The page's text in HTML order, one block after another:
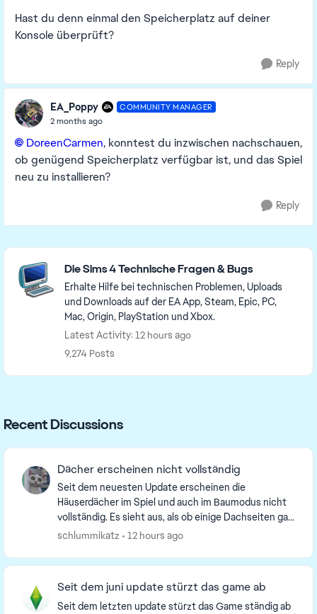
Hast du denn einmal den Speicherplatz auf deiner
Konsole überprüft?
Reply
EA_Poppy COMMUNITY MANAGER
2 months ago
DoreenCarmen​, konntest du inzwischen nachschauen,
ob genügend Speicherplatz verfügbar ist, und das Spiel
neu zu installieren?
Reply
Featured Places
Die Sims 4 Technische Fragen & Bugs
Erhalte Hilfe bei technischen Problemen, Uploads
und Downloads auf der EA App, Steam, Epic, PC,
Mac, Origin, PlayStation und Xbox.
Latest Activity: 12 hours ago
9,274 Posts
Recent Discussions
Dächer erscheinen nicht vollständig
Seit dem neuesten Update erscheinen die
Häuserdächer im Spiel und auch im Baumodus nicht
vollständig. Es sieht aus, als ob einige Dachseiten gar
nicht vorhanden sind. Gerade beim Bauen ist das
schlummikatz 12 hours ago
Seit dem juni update stürzt das game ab
Seit dem letzten update stürzt das Game ständig ab